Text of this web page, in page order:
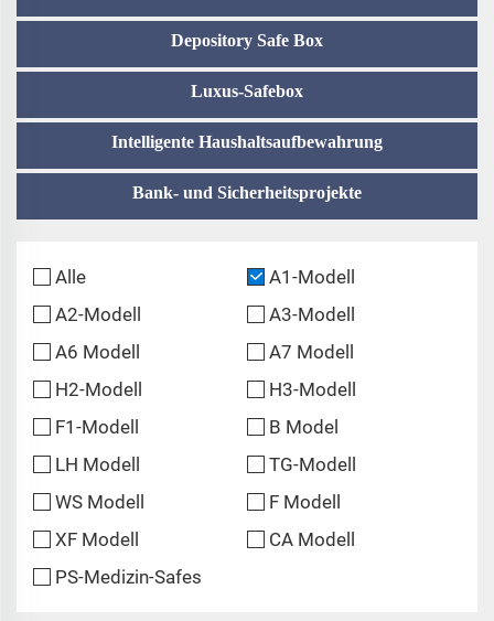
Depository Safe Box
Luxus-Safebox
Intelligente Haushaltsaufbewahrung
Bank- und Sicherheitsprojekte
Alle
A1-Modell
A2-Modell
A3-Modell
A6 Modell
A7 Modell
H2-Modell
H3-Modell
F1-Modell
B Model
LH Modell
TG-Modell
WS Modell
F Modell
XF Modell
CA Modell
PS-Medizin-Safes